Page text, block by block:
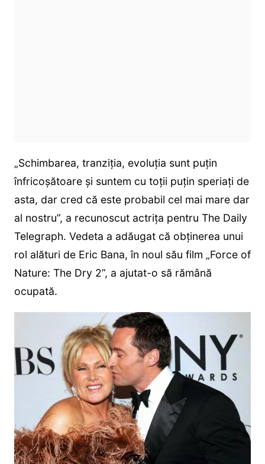
„Schimbarea, tranziția, evoluția sunt puțin
înfricoșătoare și suntem cu toții puțin speriați de
asta, dar cred că este probabil cel mai mare dar
al nostru”, a recunoscut actrița pentru The Daily
Telegraph. Vedeta a adăugat că obținerea unui
rol alături de Eric Bana, în noul său film „Force of
Nature: The Dry 2”, a ajutat-o să rămână
ocupată.